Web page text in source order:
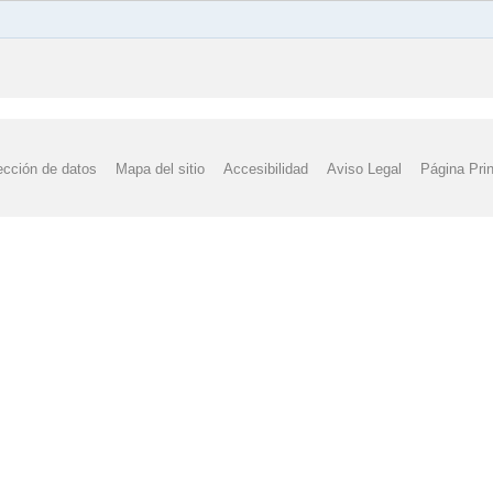
de datos Mapa del sitio Accesibilidad Aviso Legal Página